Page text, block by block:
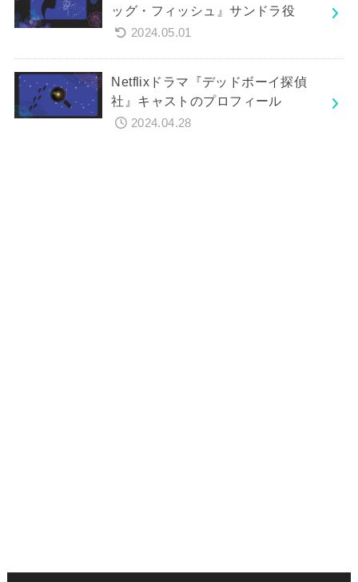
ッグ・フィッシュ』サンドラ役
2024.05.01
Netflixドラマ『デッドボーイ探偵
社』キャストのプロフィール
2024.04.28